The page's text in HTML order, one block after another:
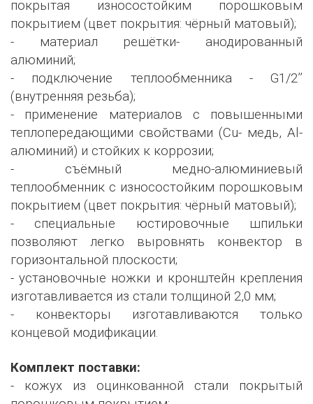
покрытая износостойким порошковым
покрытием (цвет покрытия: чёрный матовый);
- материал решётки- анодированный
алюминий;
- подключение теплообменника - G1/2’’
(внутренняя резьба);
- применение материалов с повышенными
теплопередающими свойствами (Сu- медь, Al-
алюминий) и стойких к коррозии;
- съёмный медно-алюминиевый
теплообменник с износостойким порошковым
покрытием (цвет покрытия: чёрный матовый);
- специальные юстировочные шпильки
позволяют легко выровнять конвектор в
горизонтальной плоскости;
- установочные ножки и кронштейн крепления
изготавливается из стали толщиной 2,0 мм;
- конвекторы изготавливаются только
концевой модификации.
Комплект поставки:
- кожух из оцинкованной стали покрытый